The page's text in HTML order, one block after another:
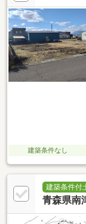
建築条件なし
建築条件付
青森県南